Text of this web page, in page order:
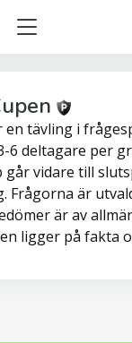
en tävling i
6 deltagare per
vidare till
Frågorna är
är av
ligger på fakta